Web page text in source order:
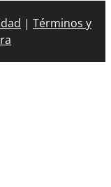
| Términos y